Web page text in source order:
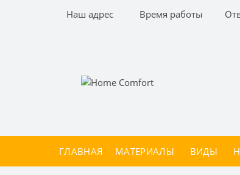
Наш адрес Время работы
ГЛАВНАЯ МАТЕРИАЛЫ ВИДЫ